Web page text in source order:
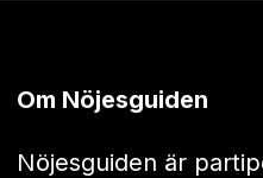
Om Nöjesguiden
Nöjesguiden är